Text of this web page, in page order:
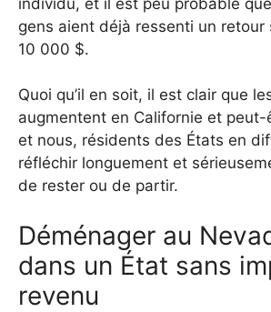
gens aient déjà ressenti un retour
10 000 $.
Quoi qu’il en soit, il est clair que
augmentent en Californie et peut-
et nous, résidents des États en
réfléchir longuement et
de rester ou de partir.
Déménager au
dans un État sans
revenu